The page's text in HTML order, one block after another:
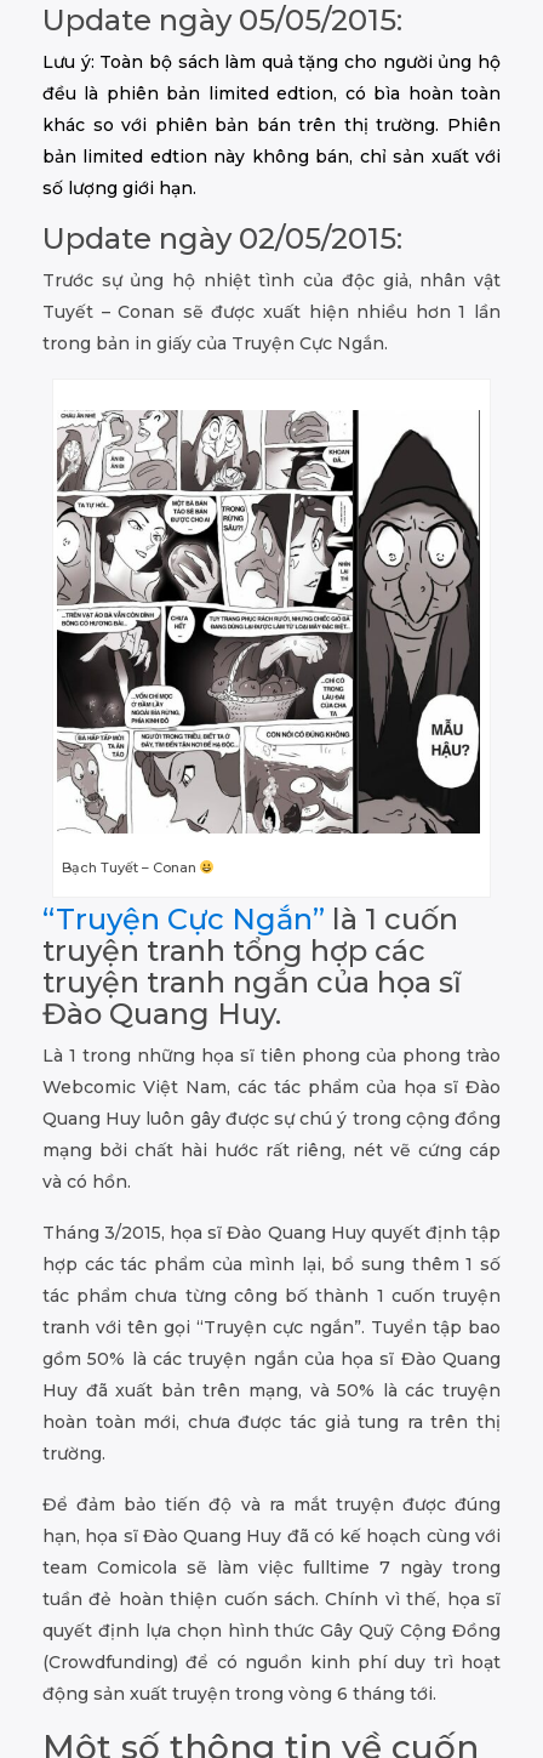
Update ngày 05/05/2015:
Lưu ý: Toàn bộ sách làm quả tặng cho người ủng hộ
đều là phiên bản limited edtion, có bìa hoàn toàn
khác so với phiên bản bán trên thị trường. Phiên
bản limited edtion này không bán, chỉ sản xuất với
số lượng giới hạn.
Update ngày 02/05/2015:
Trước sự ủng hộ nhiệt tình của độc giả, nhân vật
Tuyết – Conan sẽ được xuất hiện nhiều hơn 1 lần
trong bản in giấy của Truyện Cực Ngắn.
Bạch Tuyết – Conan
“Truyện Cực Ngắn” là 1 cuốn
truyện tranh tổng hợp các
truyện tranh ngắn của họa sĩ
Đào Quang Huy.
Là 1 trong những họa sĩ tiên phong của phong trào
Webcomic Việt Nam, các tác phẩm của họa sĩ Đào
Quang Huy luôn gây được sự chú ý trong cộng đồng
mạng bởi chất hài hước rất riêng, nét vẽ cứng cáp
và có hồn.
Tháng 3/2015, họa sĩ Đào Quang Huy quyết định tập
hợp các tác phẩm của mình lại, bổ sung thêm 1 số
tác phẩm chưa từng công bố thành 1 cuốn truyện
tranh với tên gọi “Truyện cực ngắn”. Tuyển tập bao
gồm 50% là các truyện ngắn của họa sĩ Đào Quang
Huy đã xuất bản trên mạng, và 50% là các truyện
hoàn toàn mới, chưa được tác giả tung ra trên thị
trường.
Để đảm bảo tiến độ và ra mắt truyện được đúng
hạn, họa sĩ Đào Quang Huy đã có kế hoạch cùng với
team Comicola sẽ làm việc fulltime 7 ngày trong
tuần đẻ hoàn thiện cuốn sách. Chính vì thế, họa sĩ
quyết định lựa chọn hình thức Gây Quỹ Cộng Đồng
(Crowdfunding) để có nguồn kinh phí duy trì hoạt
động sản xuất truyện trong vòng 6 tháng tới.
Một số thông tin về cuốn